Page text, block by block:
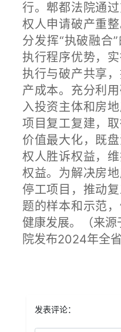
行。郫都法院通
权人申请破产重
分发挥“执破融合
执行程序优势，
执行与破产共享
产成本。充分利
入投资主体和房
项目复工复建，
价值最大化，既
权人胜诉权益，
权益。为解决房
停工项目，推动
题的样本和示范
健康发展。（来
院发布2024年全
发表评论：